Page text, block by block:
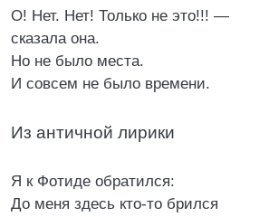
О! Нет. Нет! Только не это!!! —
сказала она.
Но не было места.
И совсем не было времени.
Из античной лирики
Я к Фотиде обратился:
До меня здесь кто-то брился